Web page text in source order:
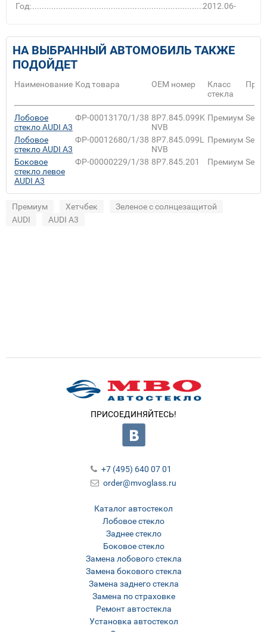
Год:
2012.06-
НА ВЫБРАННЫЙ АВТОМОБИЛЬ ТАКЖЕ
ПОДОЙДЕТ
Наименование Код товара ОЕМ номер
Класс
стекла
Лобовое
стекло AUDI A3
ФР-00013170/1/38 8P7.845.099K
NVB
Премиум
Лобовое
стекло AUDI A3
ФР-00012680/1/38 8P7.845.099L
NVB
Премиум
Боковое
стекло левое
AUDI A3
ФР-00000229/1/38 8P7.845.201 Премиум
Премиум Хетчбек
Зеленое с солнцезащитой
AUDI
AUDI A3
ПРИСОЕДИНЯЙТЕСЬ!
Каталог автостекол
Лобовое стекло
Заднее стекло
Боковое стекло
Замена лобового стекла
Замена бокового стекла
Замена заднего стекла
Замена по страховке
Ремонт автостекла
Установка автостекол
+7 (495) 640 07 01
order@mvoglass.ru